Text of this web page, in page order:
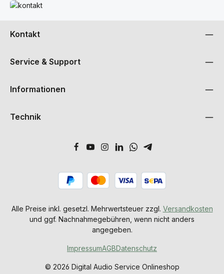
Mehr erfahren
Kontakt
Service & Support
Informationen
Technik
Alle Preise inkl. gesetzl. Mehrwertsteuer zzgl. Versandkosten
und ggf. Nachnahmegebühren, wenn nicht anders
angegeben.
© 2026 Digital Audio Service Onlineshop
ImpressumAGBDatenschutz